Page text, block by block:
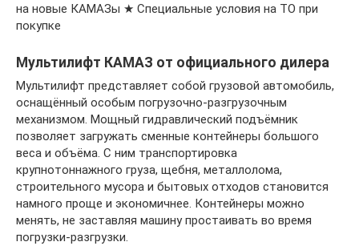
на новые КАМАЗы ★ Специальные условия на ТО при
покупке
Мультилифт КАМАЗ от официального дилера
Мультилифт представляет собой грузовой автомобиль,
оснащённый особым погрузочно-разгрузочным
механизмом. Мощный гидравлический подъёмник
позволяет загружать сменные контейнеры большого
веса и объёма. С ним транспортировка
крупнотоннажного груза, щебня, металлолома,
строительного мусора и бытовых отходов становится
намного проще и экономичнее. Контейнеры можно
менять, не заставляя машину простаивать во время
погрузки-разгрузки.